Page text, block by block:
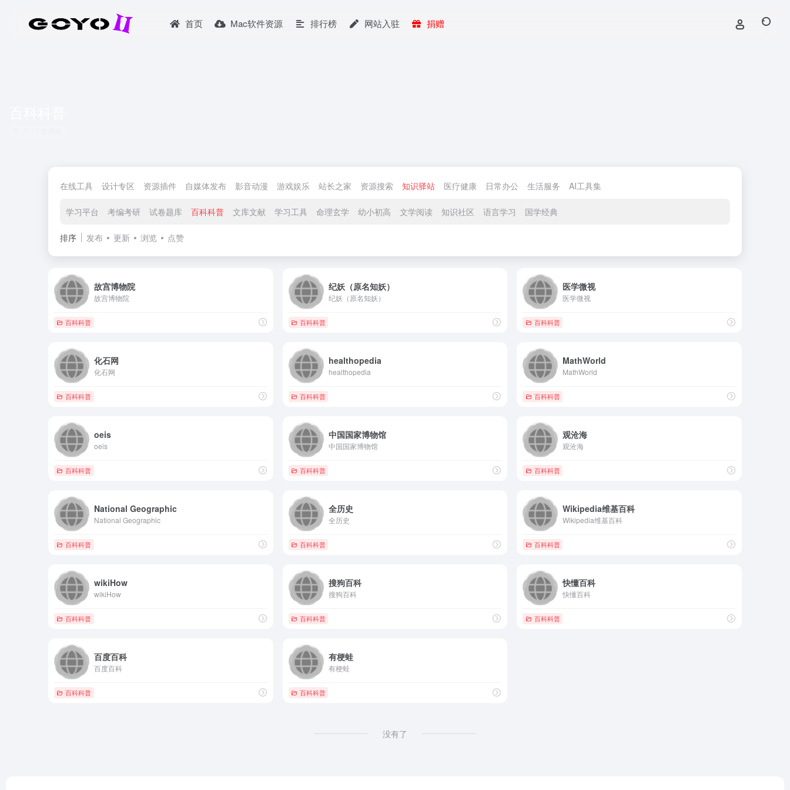
首页 Mac软件资源 排行榜 网站入驻 捐赠
在线工具 设计专区 资源插件 自媒体发布 影音动漫 游戏娱乐 站长之家 资源搜索 知识驿站 医疗健康 日常办公 生活服务 AI工具集
学习平台 考编考研 试卷题库 百科科普 文库文献 学习工具 命理玄学 幼小初高 文学阅读 知识社区 语言学习 国学经典
排序 发布 更新 浏览 点赞
故宫博物院
故宫博物院
百科科普
纪妖（原名知妖）
纪妖（原名知妖）
百科科普
医学微视
医学微视
百科科普
化石网
化石网
百科科普
healthopedia
healthopedia
百科科普
MathWorld
MathWorld
百科科普
oeis
oeis
百科科普
中国国家博物馆
中国国家博物馆
百科科普
观沧海
观沧海
百科科普
National Geographic
National Geographic
百科科普
全历史
全历史
百科科普
Wikipedia维基百科
Wikipedia维基百科
百科科普
wikiHow
wikiHow
百科科普
搜狗百科
搜狗百科
百科科普
快懂百科
快懂百科
百科科普
百度百科
百度百科
百科科普
有梗蛙
有梗蛙
百科科普
没有了